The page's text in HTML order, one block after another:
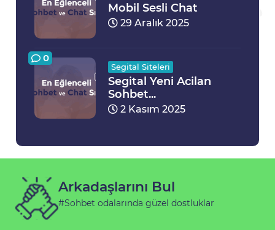
Mobil Sesli Chat
29 Aralık 2025
0
Segital Siteleri
Segital Yeni Acilan
Sohbet...
2 Kasım 2025
Arkadaşlarını Bul
#Sohbet odalarında güzel dostluklar